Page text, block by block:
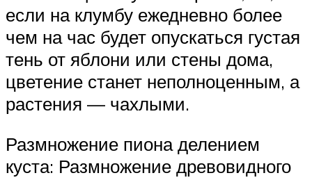
если на клумбу ежедневно более
чем на час будет опускаться густая
тень от яблони или стены дома,
цветение станет неполноценным, а
растения — чахлыми.
Размножение пиона делением
куста: Размножение древовидного